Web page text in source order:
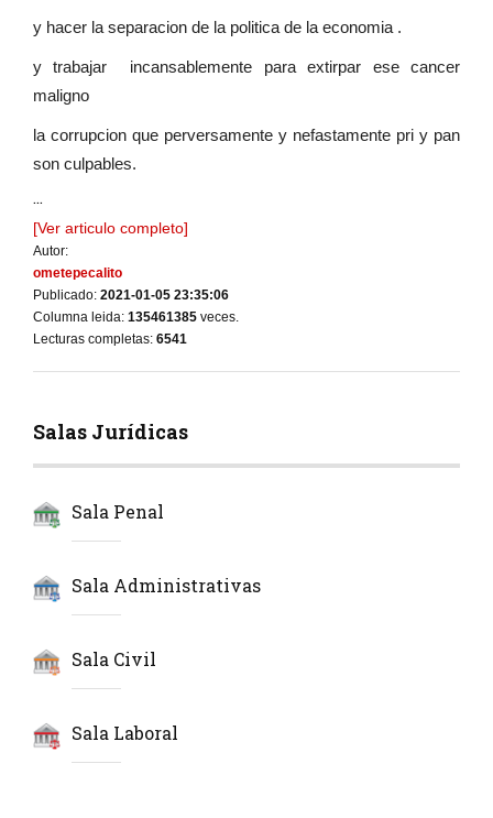
y hacer la separacion de la politica de la economia .
y trabajar incansablemente para extirpar ese cancer
maligno
la corrupcion que perversamente y nefastamente pri y pan
son culpables.
...
[Ver articulo completo]
Autor:
ometepecalito
Publicado: 2021-01-05 23:35:06
Columna leida: 135461385 veces.
Lecturas completas: 6541
Salas Jurídicas
Sala Penal
Sala Administrativas
Sala Civil
Sala Laboral